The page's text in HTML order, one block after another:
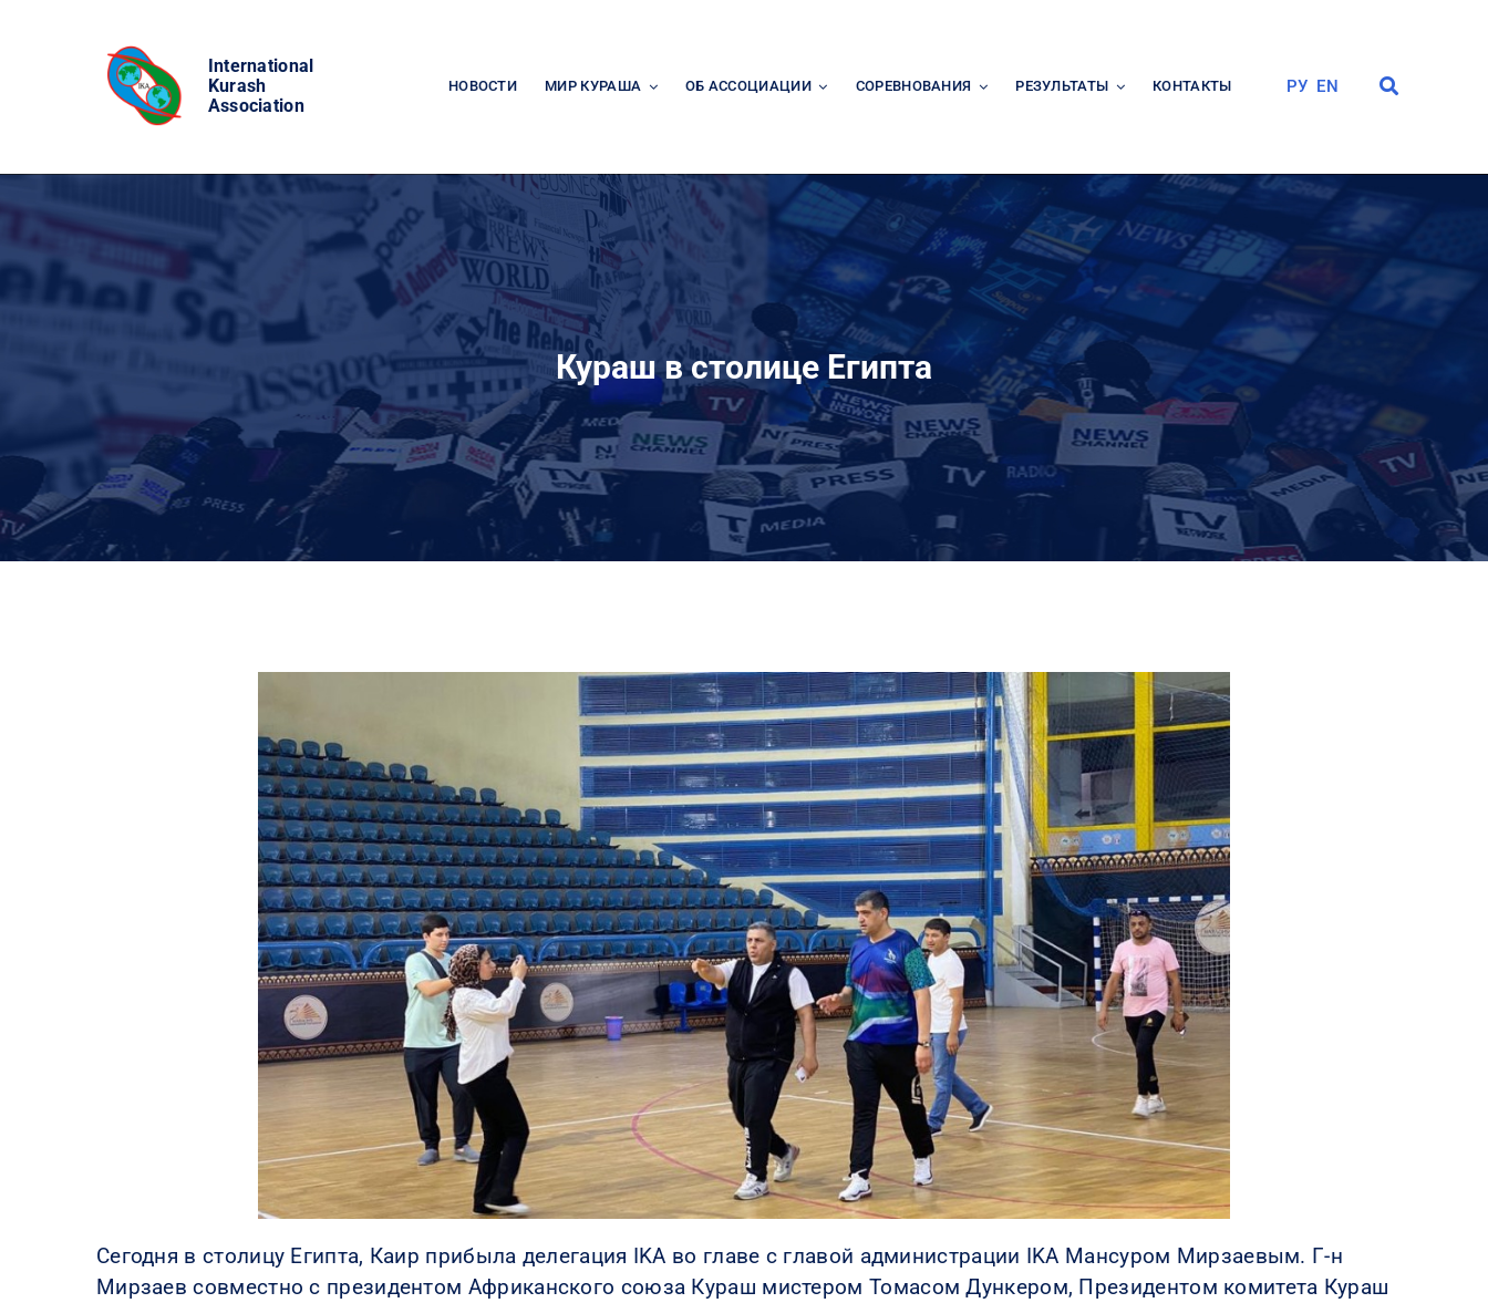
International
Kurash
Association
НОВОСТИ МИР КУРАША ОБ АССОЦИАЦИИ СОРЕВНОВАНИЯ РЕЗУЛЬТАТЫ КОНТАКТЫ РУ EN
Кураш в столице Египта
Сегодня в столицу Египта, Каир прибыла делегация IKA во главе с главой администрации IKA Мансуром Мирзаевым. Г-н
Мирзаев совместно с президентом Африканского союза Кураш мистером Томасом Дункером, Президентом комитета Кураш